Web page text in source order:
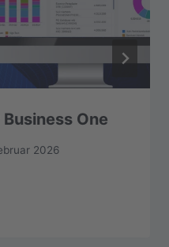
One
2026